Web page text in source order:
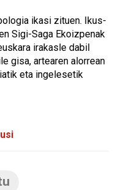
ikasi zituen. Ikus-
Sigi-Saga Ekoizpenak
irakasle dabil
gisa, artearen alorrean
eta ingelesetik